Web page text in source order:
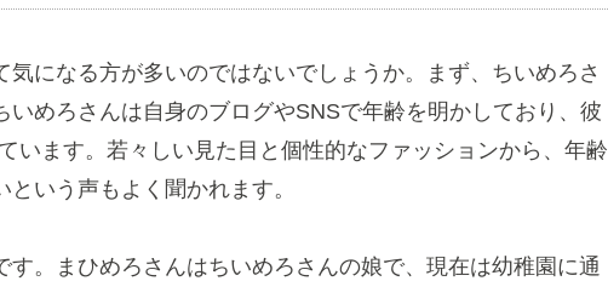
になる方が多いのではないでしょうか。まず、ちいめろさ
いめろさんは自身のブログやSNSで年齢を明かしており、彼
います。若々しい見た目と個性的なファッションから、年齢
いう声もよく聞かれます。
。まひめろさんはちいめろさんの娘で、現在は幼稚園に通